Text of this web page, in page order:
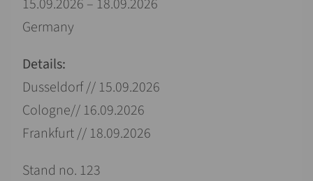
15.09.2026 – 18.09.2026
Germany
Details:
Dusseldorf // 15.09.2026
Cologne// 16.09.2026
Frankfurt // 18.09.2026
Stand no. 123